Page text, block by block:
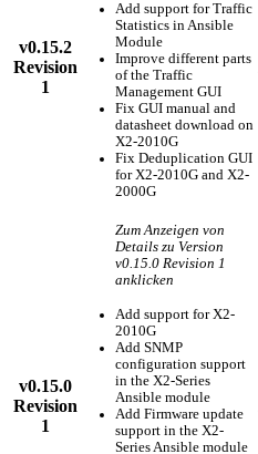
v0.15.2
Revision
1
Add support for Traffic
Statistics in Ansible
Module
Improve different parts
of the Traffic
Management GUI
Fix GUI manual and
datasheet download on
X2-2010G
Fix Deduplication GUI
for X2-2010G and X2-
2000G
v0.15.0
Revision
1
Zum Anzeigen von
Details zu Version
v0.15.0 Revision 1
anklicken
Add support for X2-
2010G
Add SNMP
configuration support
in the X2-Series
Ansible module
Add Firmware update
support in the X2-
Series Ansible module